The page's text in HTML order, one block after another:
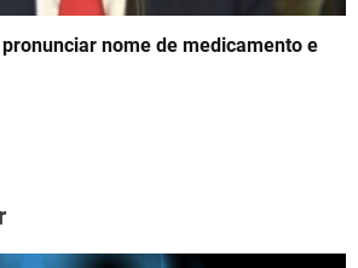
nome de medicamento e